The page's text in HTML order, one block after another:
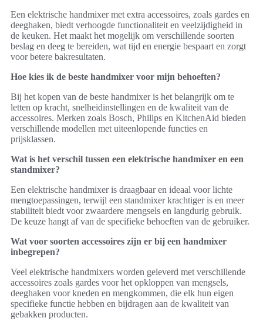
Een elektrische handmixer met extra accessoires, zoals gardes en
deeghaken, biedt verhoogde functionaliteit en veelzijdigheid in
de keuken. Het maakt het mogelijk om verschillende soorten
beslag en deeg te bereiden, wat tijd en energie bespaart en zorgt
voor betere bakresultaten.
Hoe kies ik de beste handmixer voor mijn behoeften?
Bij het kopen van de beste handmixer is het belangrijk om te
letten op kracht, snelheidinstellingen en de kwaliteit van de
accessoires. Merken zoals Bosch, Philips en KitchenAid bieden
verschillende modellen met uiteenlopende functies en
prijsklassen.
Wat is het verschil tussen een elektrische handmixer en een
standmixer?
Een elektrische handmixer is draagbaar en ideaal voor lichte
mengtoepassingen, terwijl een standmixer krachtiger is en meer
stabiliteit biedt voor zwaardere mengsels en langdurig gebruik.
De keuze hangt af van de specifieke behoeften van de gebruiker.
Wat voor soorten accessoires zijn er bij een handmixer
inbegrepen?
Veel elektrische handmixers worden geleverd met verschillende
accessoires zoals gardes voor het opkloppen van mengsels,
deeghaken voor kneden en mengkommen, die elk hun eigen
specifieke functie hebben en bijdragen aan de kwaliteit van
gebakken producten.